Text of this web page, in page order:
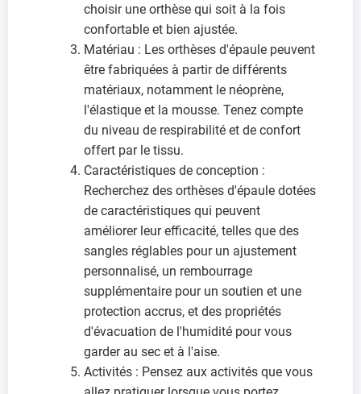
choisir une orthèse qui soit à la fois
confortable et bien ajustée.
Matériau : Les orthèses d'épaule peuvent
être fabriquées à partir de différents
matériaux, notamment le néoprène,
l'élastique et la mousse. Tenez compte
du niveau de respirabilité et de confort
offert par le tissu.
Caractéristiques de conception :
Recherchez des orthèses d'épaule dotées
de caractéristiques qui peuvent
améliorer leur efficacité, telles que des
sangles réglables pour un ajustement
personnalisé, un rembourrage
supplémentaire pour un soutien et une
protection accrus, et des propriétés
d'évacuation de l'humidité pour vous
garder au sec et à l'aise.
Activités : Pensez aux activités que vous